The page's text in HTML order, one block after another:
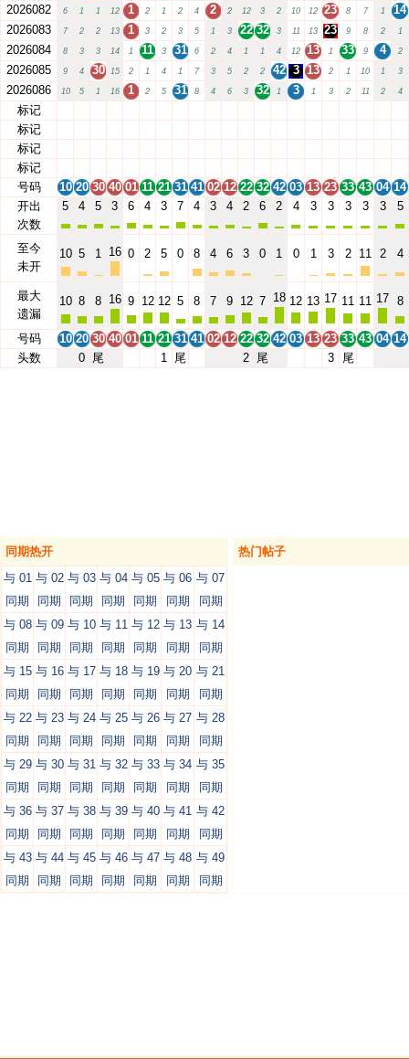
2026082
6 1 1 12 1 2 1 2 4 2 2 12 3 2 10 12 23 8 7 1
14
2026083
7 2 2 13 1 3 2 3 5 1 3 22 32 3 11 13 23 9 8 2 1
2026084 8 3 3 14 1 11 3 31 6 2 4 1 1 4 12 13 1 33 9 4 2
2026085 9 4 30 15 2 1 4 1 7 3 5 2 2 42 3 13 2 1 10 1 3
2026086 10 5 1 16 1 2 5 31 8 4 6 3 32 1 3 1 3 2 11 2 4
标记
标记
标记
标记
号码
10 20 30 40 01 11 21 31 41 02 12 22 32 42 03 13 23 33 43 04 14
开出
次数
5 4 5 3 6 4 3 7 4 3 4 2 6 2 4 3 3 3 3 3 5
至今
未开
10 5 1 16 0 2 5 0 8 4 6 3 0 1 0 1 3 2 11 2 4
最大
遗漏
10 8 8 16 9 12 12 5 8 7 9 12 7 18 12 13 17 11 11 17 8
号码 10 20 30 40 01 11 21 31 41 02 12 22 32 42 03 13 23 33 43 04 14
头数
0 尾 1 尾 2 尾 3 尾
同期热开
与 01
同期
与 02
同期
与 03
同期
与 04
同期
与 05
同期
与 06
同期
与 07
同期
与 08
同期
与 09
同期
与 10
同期
与 11
同期
与 12
同期
与 13
同期
与 14
同期
与 15
同期
与 16
同期
与 17
同期
与 18
同期
与 19
同期
与 20
同期
与 21
同期
与 22
同期
与 23
同期
与 24
同期
与 25
同期
与 26
同期
与 27
同期
与 28
同期
与 29
同期
与 30
同期
与 31
同期
与 32
同期
与 33
同期
与 34
同期
与 35
同期
与 36
同期
与 37
同期
与 38
同期
与 39
同期
与 40
同期
与 41
同期
与 42
同期
与 43
同期
与 44
同期
与 45
同期
与 46
同期
与 47
同期
与 48
同期
与 49
同期
热门帖子